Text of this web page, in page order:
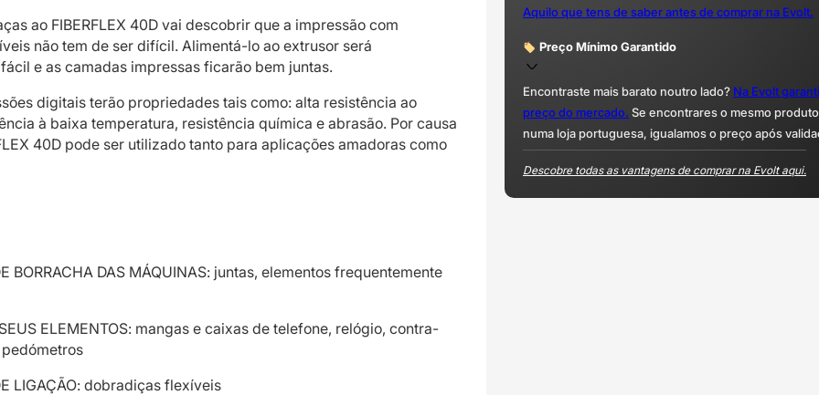
ao FIBERFLEX 40D vai descobrir que a impressão com
não tem de ser difícil. Alimentá-lo ao extrusor será
e as camadas impressas ficarão bem juntas.
digitais terão propriedades tais como: alta resistência ao
à baixa temperatura, resistência química e abrasão. Por causa
40D pode ser utilizado tanto para aplicações amadoras como
BORRACHA DAS MÁQUINAS: juntas, elementos frequentemente
ELEMENTOS: mangas e caixas de telefone, relógio, contra-
LIGAÇÃO: dobradiças flexíveis
Aquilo que tens de saber antes de comprar na Evolt.
Preço Mínimo Garantido
Encontraste mais barato noutro lado? Na Evolt
preço do mercado. Se encontrares o mesmo
numa loja portuguesa, igualamos o preço após
Descobre todas as vantagens de comprar na Evolt aqui.